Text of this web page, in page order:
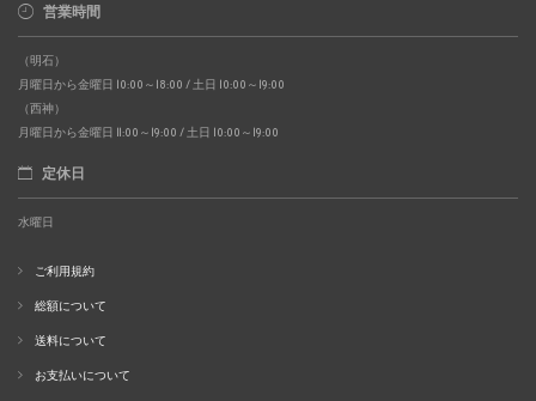
営業時間
（明石）
月曜日から金曜日 10:00～18:00 / 土日 10:00～19:00
（西神）
月曜日から金曜日 11:00～19:00 / 土日 10:00～19:00
定休日
水曜日
ご利用規約
総額について
送料について
お支払いについて